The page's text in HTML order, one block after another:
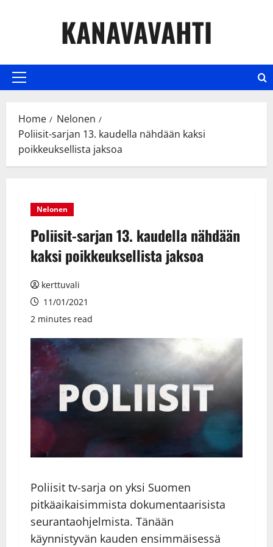
KANAVAVAHTI
Primary
Home
Nelonen
Poliisit-sarjan 13. kaudella nähdään kaksi
poikkeuksellista jaksoa
Nelonen
Poliisit-sarjan 13. kaudella nähdään
kaksi poikkeuksellista jaksoa
kerttuvali
11/01/2021
2 minutes read
Poliisit tv-sarja on yksi Suomen
pitkäaikaisimmista dokumentaarisista
seurantaohjelmista. Tänään
käynnistyvän kauden ensimmäisessä